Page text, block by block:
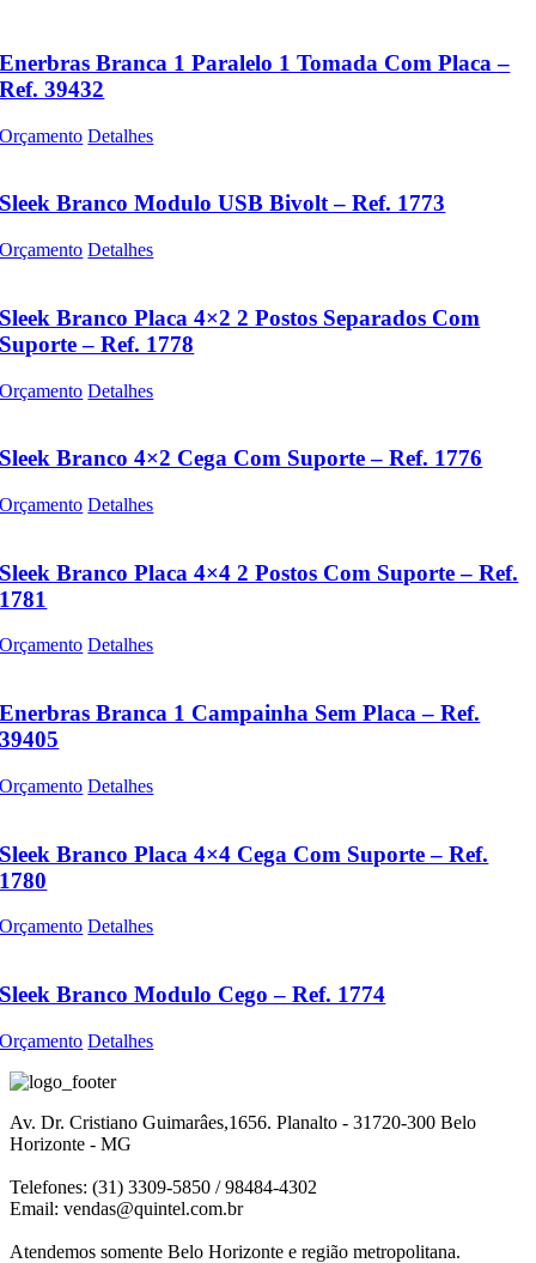
Enerbras Branca 1 Paralelo 1 Tomada Com Placa –
Ref. 39432
Orçamento Detalhes
Sleek Branco Modulo USB Bivolt – Ref. 1773
Orçamento Detalhes
Sleek Branco Placa 4×2 2 Postos Separados Com
Suporte – Ref. 1778
Orçamento Detalhes
Sleek Branco 4×2 Cega Com Suporte – Ref. 1776
Orçamento Detalhes
Sleek Branco Placa 4×4 2 Postos Com Suporte – Ref.
1781
Orçamento Detalhes
Enerbras Branca 1 Campainha Sem Placa – Ref.
39405
Orçamento Detalhes
Sleek Branco Placa 4×4 Cega Com Suporte – Ref.
1780
Orçamento Detalhes
Sleek Branco Modulo Cego – Ref. 1774
Orçamento Detalhes
Av. Dr. Cristiano Guimarâes,1656. Planalto - 31720-300 Belo
Horizonte - MG
Telefones: (31) 3309-5850 / 98484-4302
Email: vendas@quintel.com.br
Atendemos somente Belo Horizonte e região metropolitana.